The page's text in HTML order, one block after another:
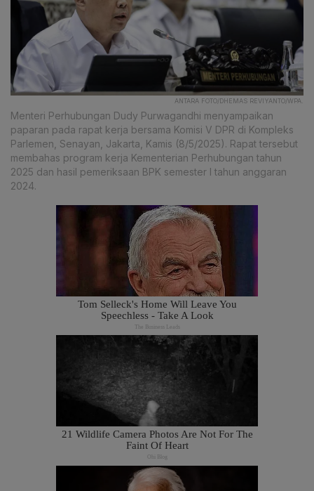
ANTARA FOTO/DHEMAS REVIYANTO/WPA.
Menteri Perhubungan Dudy Purwagandhi menyampaikan
paparan pada rapat kerja bersama Komisi V DPR di Kompleks
Parlemen, Senayan, Jakarta, Kamis (8/5/2025). Rapat tersebut
membahas program kerja Kementerian Perhubungan tahun
2025 dan hasil pemeriksaan BPK semester I tahun anggaran
2024.